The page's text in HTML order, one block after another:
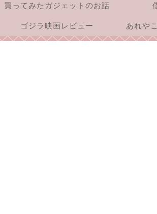
買ってみたガジェットのお話
ゴジラ映画レビュー あれや